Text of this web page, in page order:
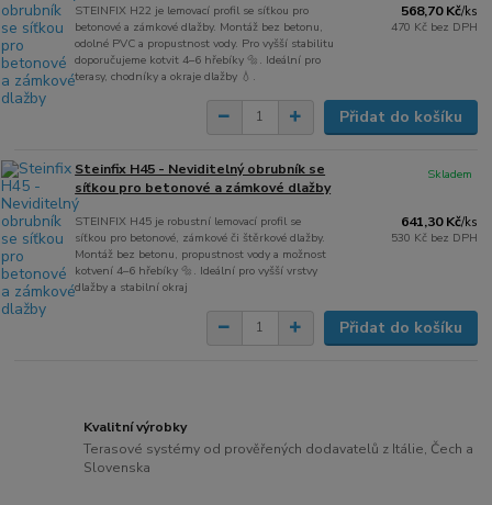
STEINFIX H22 je lemovací profil se síťkou pro
betonové a zámkové dlažby. Montáž bez betonu,
odolné PVC a propustnost vody. Pro vyšší stabilitu
doporučujeme kotvit 4–6 hřebíky 🔩. Ideální pro
terasy, chodníky a okraje dlažby 💧.
568,70 Kč/ks
470 Kč bez DPH
Přidat do košíku
Steinfix H45 - Neviditelný obrubník se
síťkou pro betonové a zámkové dlažby
STEINFIX H45 je robustní lemovací profil se
síťkou pro betonové, zámkové či štěrkové dlažby.
Montáž bez betonu, propustnost vody a možnost
kotvení 4–6 hřebíky 🔩. Ideální pro vyšší vrstvy
dlažby a stabilní okraj
641,30 Kč/ks
530 Kč bez DPH
Skladem
Přidat do košíku
Kvalitní výrobky
Terasové systémy od prověřených dodavatelů z Itálie, Čech a
Slovenska